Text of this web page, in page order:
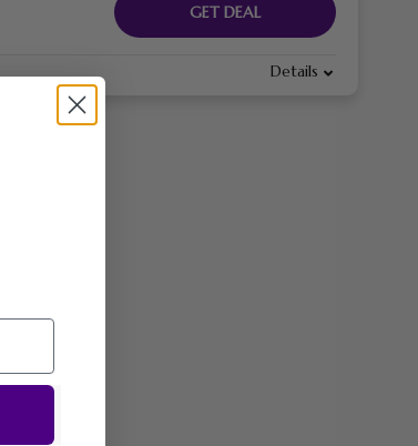
GET DEAL
Details